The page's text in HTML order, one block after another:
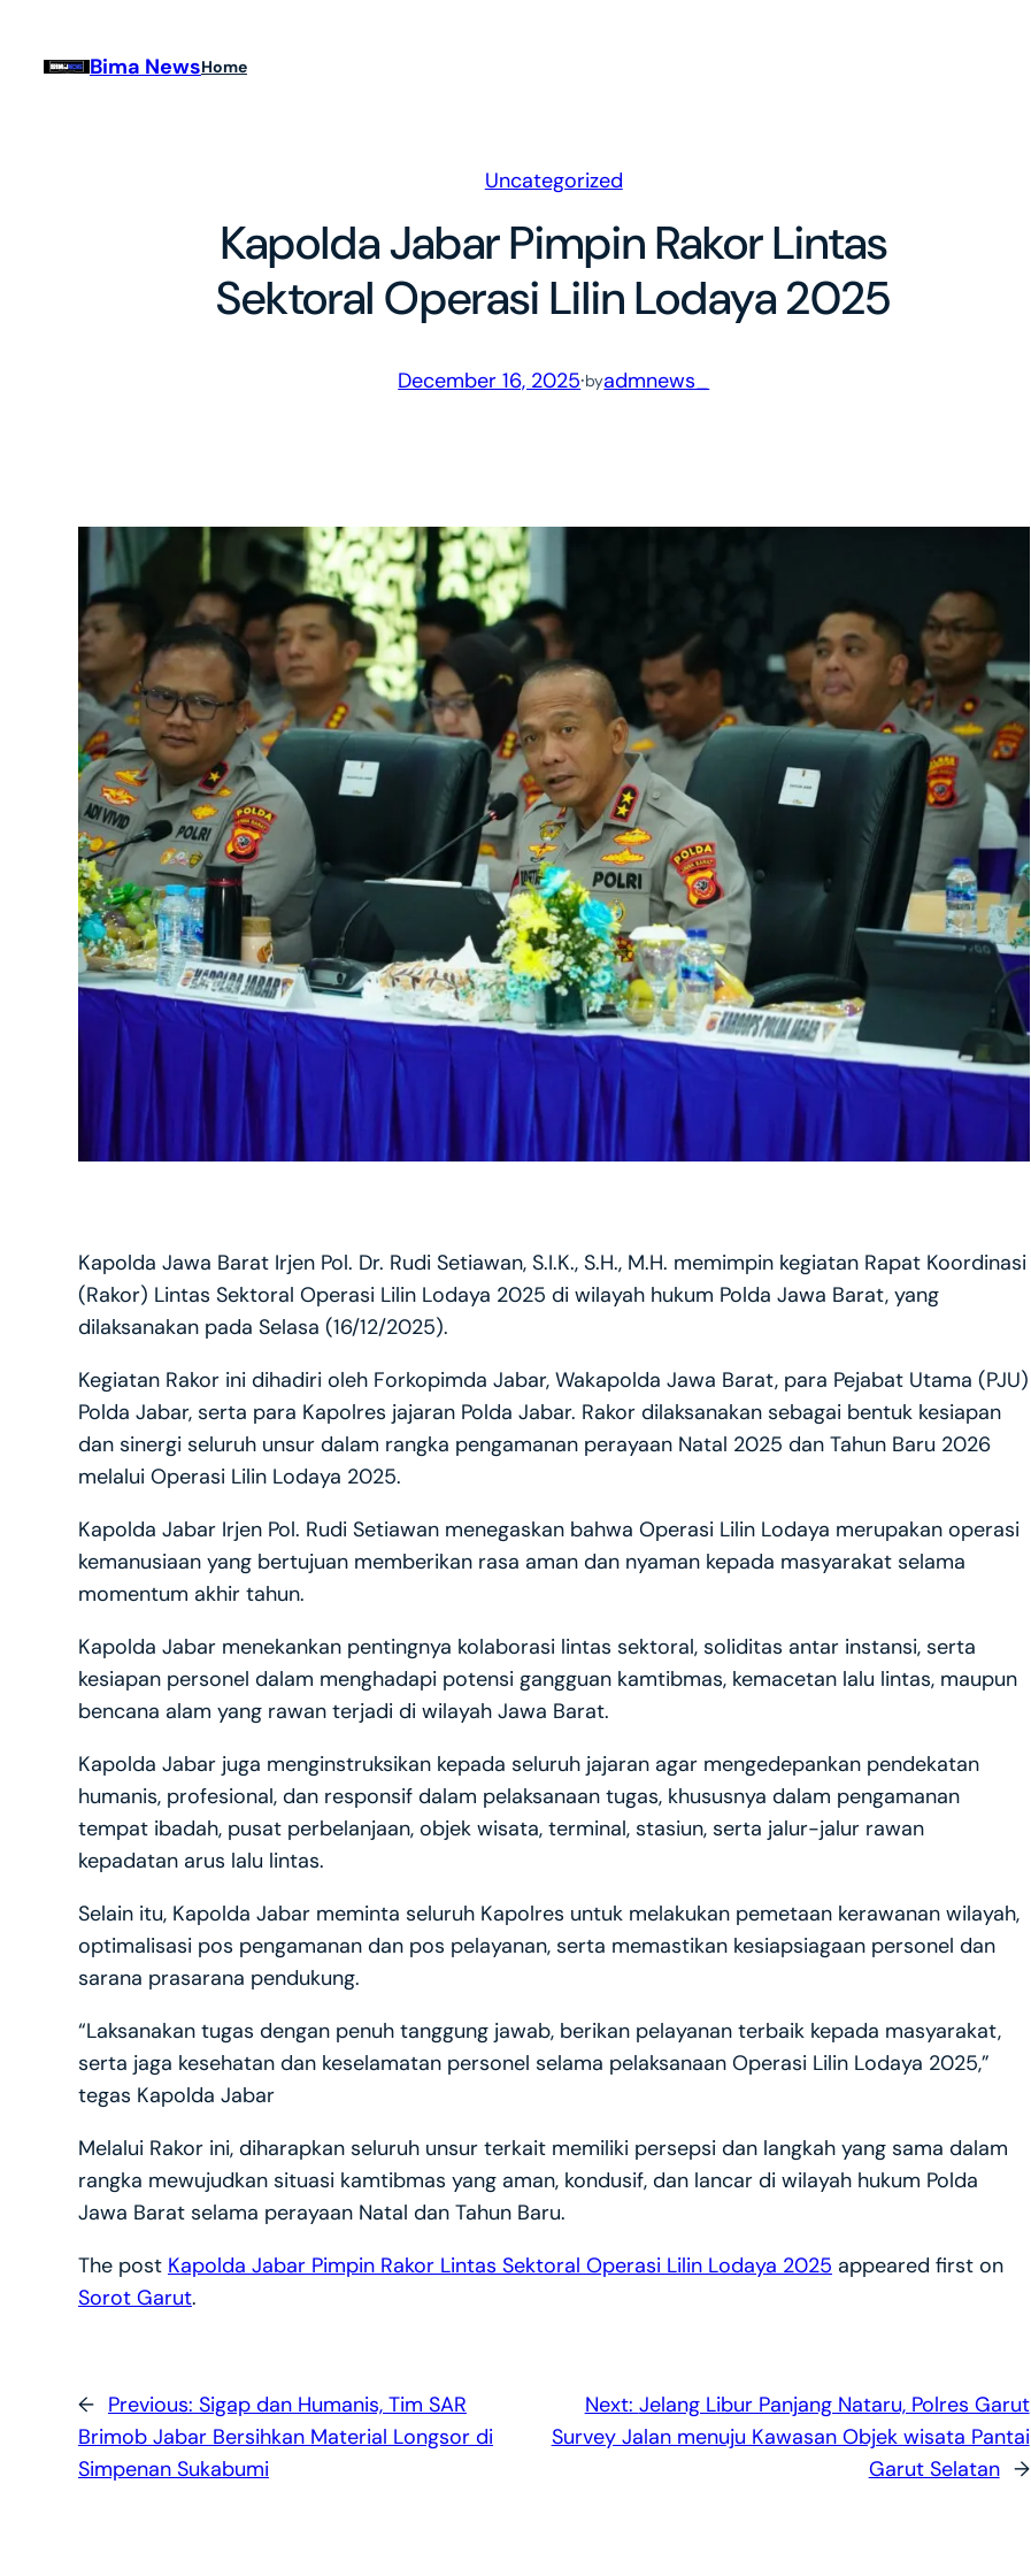
Bima NewsHome
Uncategorized
Kapolda Jabar Pimpin Rakor Lintas
Sektoral Operasi Lilin Lodaya 2025
December 16, 2025·byadmnews_
Kapolda Jawa Barat Irjen Pol. Dr. Rudi Setiawan, S.I.K., S.H., M.H. memimpin kegiatan Rapat Koordinasi
(Rakor) Lintas Sektoral Operasi Lilin Lodaya 2025 di wilayah hukum Polda Jawa Barat, yang
dilaksanakan pada Selasa (16/12/2025).
Kegiatan Rakor ini dihadiri oleh Forkopimda Jabar, Wakapolda Jawa Barat, para Pejabat Utama (PJU)
Polda Jabar, serta para Kapolres jajaran Polda Jabar. Rakor dilaksanakan sebagai bentuk kesiapan
dan sinergi seluruh unsur dalam rangka pengamanan perayaan Natal 2025 dan Tahun Baru 2026
melalui Operasi Lilin Lodaya 2025.
Kapolda Jabar Irjen Pol. Rudi Setiawan menegaskan bahwa Operasi Lilin Lodaya merupakan operasi
kemanusiaan yang bertujuan memberikan rasa aman dan nyaman kepada masyarakat selama
momentum akhir tahun.
Kapolda Jabar menekankan pentingnya kolaborasi lintas sektoral, soliditas antar instansi, serta
kesiapan personel dalam menghadapi potensi gangguan kamtibmas, kemacetan lalu lintas, maupun
bencana alam yang rawan terjadi di wilayah Jawa Barat.
Kapolda Jabar juga menginstruksikan kepada seluruh jajaran agar mengedepankan pendekatan
humanis, profesional, dan responsif dalam pelaksanaan tugas, khususnya dalam pengamanan
tempat ibadah, pusat perbelanjaan, objek wisata, terminal, stasiun, serta jalur-jalur rawan
kepadatan arus lalu lintas.
Selain itu, Kapolda Jabar meminta seluruh Kapolres untuk melakukan pemetaan kerawanan wilayah,
optimalisasi pos pengamanan dan pos pelayanan, serta memastikan kesiapsiagaan personel dan
sarana prasarana pendukung.
“Laksanakan tugas dengan penuh tanggung jawab, berikan pelayanan terbaik kepada masyarakat,
serta jaga kesehatan dan keselamatan personel selama pelaksanaan Operasi Lilin Lodaya 2025,”
tegas Kapolda Jabar
Melalui Rakor ini, diharapkan seluruh unsur terkait memiliki persepsi dan langkah yang sama dalam
rangka mewujudkan situasi kamtibmas yang aman, kondusif, dan lancar di wilayah hukum Polda
Jawa Barat selama perayaan Natal dan Tahun Baru.
The post Kapolda Jabar Pimpin Rakor Lintas Sektoral Operasi Lilin Lodaya 2025 appeared first on
Sorot Garut.
← Previous: Sigap dan Humanis, Tim SAR
Brimob Jabar Bersihkan Material Longsor di
Simpenan Sukabumi
Next: Jelang Libur Panjang Nataru, Polres Garut
Survey Jalan menuju Kawasan Objek wisata Pantai
Garut Selatan →